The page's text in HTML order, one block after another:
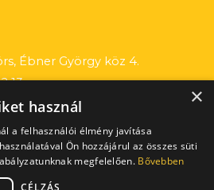
Ébner György köz 4.
13
– 195803
– 01660751 – 00100001
×
használ
a felhasználói élmény javítása
Ön hozzájárul az összes süti
megfelelően. Bővebben
CÉLZÁS